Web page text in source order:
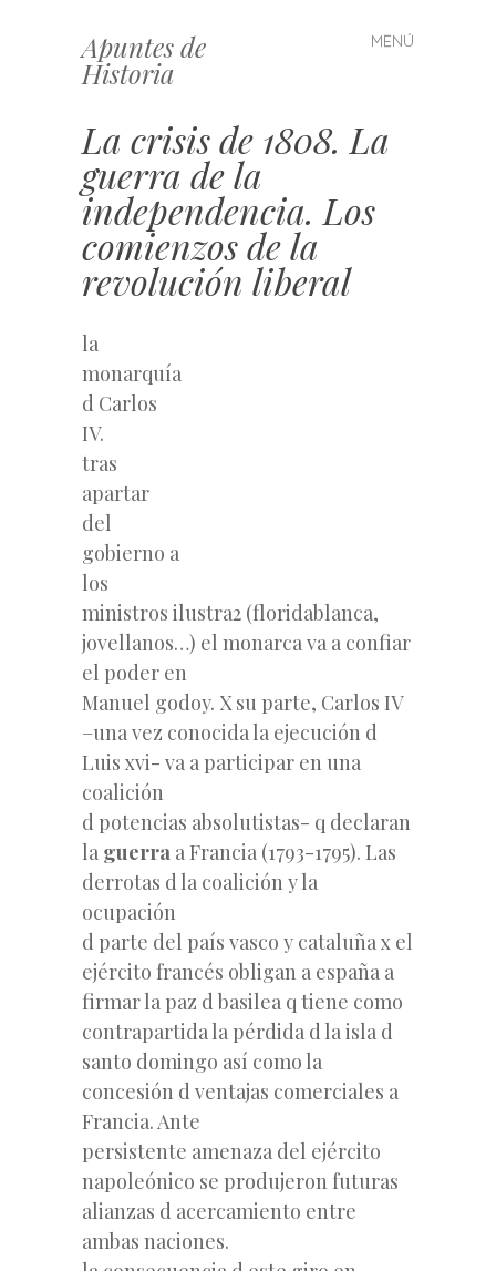
Apuntes de
Historia
MENÚ
Saltar
al
La crisis de 1808. La
guerra de la
independencia. Los
comienzos de la
revolución liberal
la
monarquía
d Carlos
IV.
tras
apartar
del
gobierno a
los
ministros ilustra2 (floridablanca,
jovellanos…) el monarca va a confiar
el poder en
Manuel godoy. X su parte, Carlos IV
–una vez conocida la ejecución d
Luis xvi- va a participar en una
coalición
d potencias absolutistas- q declaran
la guerra a Francia (1793-1795). Las
derrotas d la coalición y la
ocupación
d parte del país vasco y cataluña x el
ejército francés obligan a españa a
firmar la paz d basilea q tiene como
contrapartidala pérdida d la isla d
santo domingo así como la
concesión d ventajas comerciales a
Francia. Ante
persistente amenaza del ejército
napoleónico se produjeron futuras
alianzas d acercamiento entre
ambas naciones.